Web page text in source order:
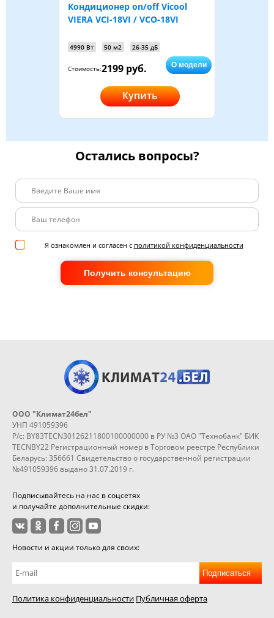
Кондиционер on/off Vicool
VIERA VCI-18VI / VCO-18VI
4990 Вт 50 м2 26-35 дБ
Стоимость:2199 руб. О модели
Купить
Остались вопросы?
Я ознакомлен и согласен с политикой конфиденциальности
Получить консультацию
ООО "Климат24бел"
УНП 491059396
Р/с: BY83TECN30126211800100000000 в РУ №3 ОАО "Технобанк" БИК
TECNBY22 Регистрационный номер в Торговом реестре Республики
Беларусь: 356661 Свидетельство о государственной регистрации
№491059396 выдано 31.07.2019 г.
Подписывайтесь на нас в соцсетях
и получайте дополнительные скидки:
Новости и акции только для своих:
Подписаться
Политика конфиденциальности Публичная оферта